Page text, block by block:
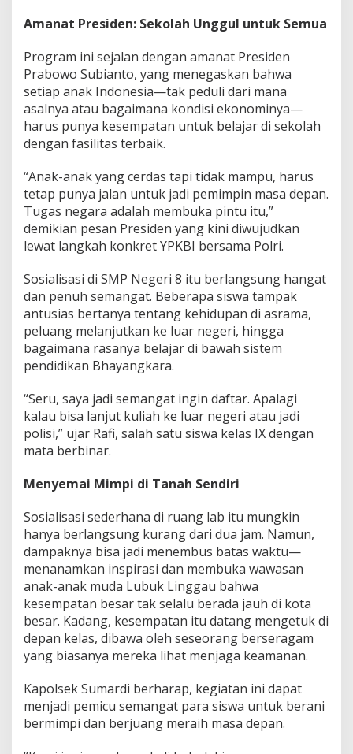
Amanat Presiden: Sekolah Unggul untuk Semua
Program ini sejalan dengan amanat Presiden
Prabowo Subianto, yang menegaskan bahwa
setiap anak Indonesia—tak peduli dari mana
asalnya atau bagaimana kondisi ekonominya—
harus punya kesempatan untuk belajar di sekolah
dengan fasilitas terbaik.
“Anak-anak yang cerdas tapi tidak mampu, harus
tetap punya jalan untuk jadi pemimpin masa depan.
Tugas negara adalah membuka pintu itu,”
demikian pesan Presiden yang kini diwujudkan
lewat langkah konkret YPKBI bersama Polri.
Sosialisasi di SMP Negeri 8 itu berlangsung hangat
dan penuh semangat. Beberapa siswa tampak
antusias bertanya tentang kehidupan di asrama,
peluang melanjutkan ke luar negeri, hingga
bagaimana rasanya belajar di bawah sistem
pendidikan Bhayangkara.
“Seru, saya jadi semangat ingin daftar. Apalagi
kalau bisa lanjut kuliah ke luar negeri atau jadi
polisi,” ujar Rafi, salah satu siswa kelas IX dengan
mata berbinar.
Menyemai Mimpi di Tanah Sendiri
Sosialisasi sederhana di ruang lab itu mungkin
hanya berlangsung kurang dari dua jam. Namun,
dampaknya bisa jadi menembus batas waktu—
menanamkan inspirasi dan membuka wawasan
anak-anak muda Lubuk Linggau bahwa
kesempatan besar tak selalu berada jauh di kota
besar. Kadang, kesempatan itu datang mengetuk di
depan kelas, dibawa oleh seseorang berseragam
yang biasanya mereka lihat menjaga keamanan.
Kapolsek Sumardi berharap, kegiatan ini dapat
menjadi pemicu semangat para siswa untuk berani
bermimpi dan berjuang meraih masa depan.